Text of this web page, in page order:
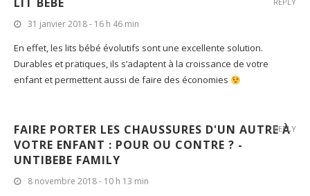
31 janvier 2018 - 16 h 46 min
En effet, les lits bébé évolutifs sont une excellente solution.
Durables et pratiques, ils s’adaptent à la croissance de votre
enfant et permettent aussi de faire des économies
VOTRE ENFANT : POUR OU CONTRE ? -
UNTIBEBE FAMILY
8 novembre 2018 - 10 h 13 min